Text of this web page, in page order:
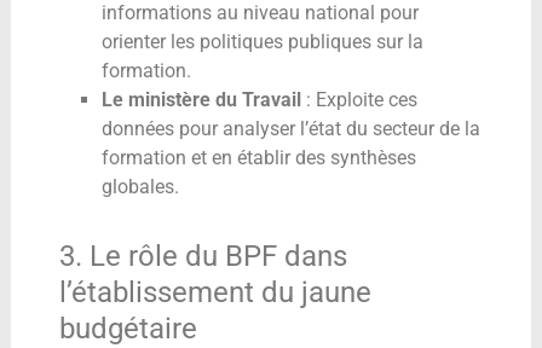
informations au niveau national pour
orienter les politiques publiques sur la
formation.
Le ministère du Travail : Exploite ces
données pour analyser l’état du secteur de la
formation et en établir des synthèses
globales.
3. Le rôle du BPF dans
l’établissement du jaune
budgétaire